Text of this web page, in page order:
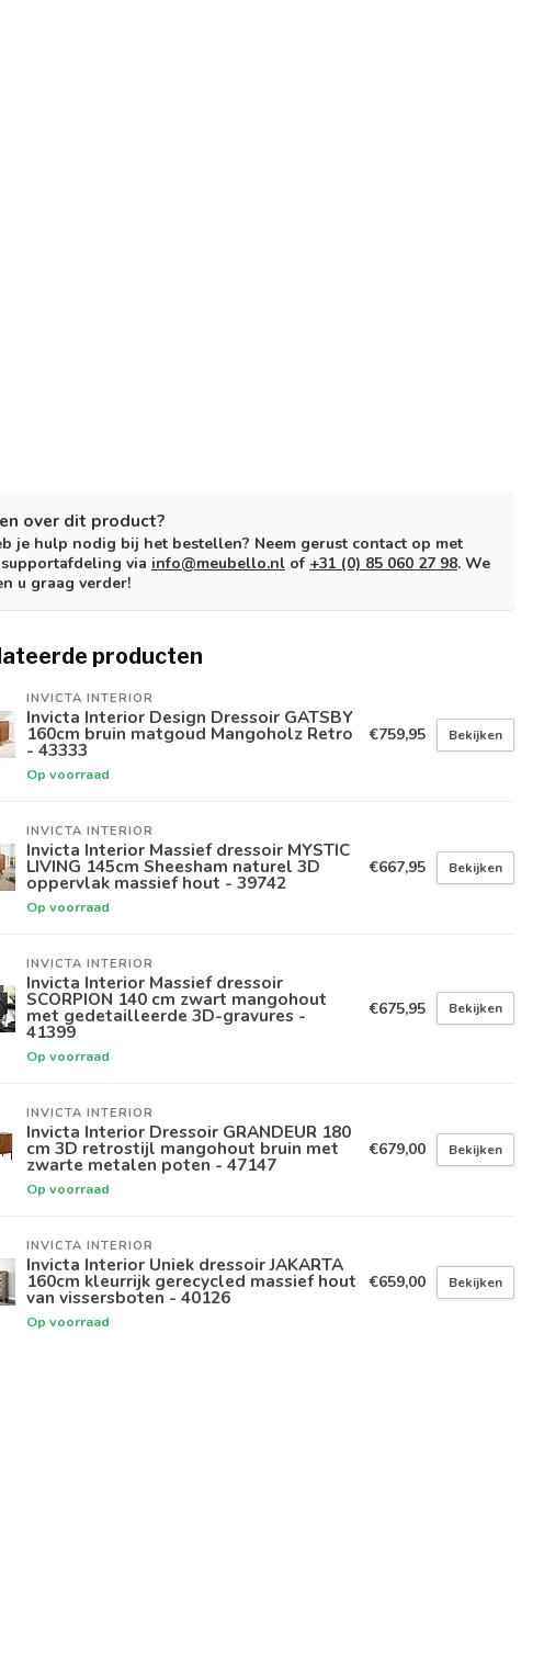
over dit product?
je hulp nodig bij het bestellen? Neem gerust contact op met
via info@meubello.nl of +31 (0) 85 060 27 98. We
u graag verder!
producten
INVICTA INTERIOR
Invicta Interior Design Dressoir GATSBY
160cm bruin matgoud Mangoholz Retro
- 43333
Op voorraad
€759,95 Bekijken
INVICTA INTERIOR
Invicta Interior Massief dressoir MYSTIC
LIVING 145cm Sheesham naturel 3D
oppervlak massief hout - 39742
Op voorraad
€667,95 Bekijken
INVICTA INTERIOR
Invicta Interior Massief dressoir
SCORPION 140 cm zwart mangohout
met gedetailleerde 3D-gravures -
41399
Op voorraad
€675,95 Bekijken
INVICTA INTERIOR
Invicta Interior Dressoir GRANDEUR 180
cm 3D retrostijl mangohout bruin met
zwarte metalen poten - 47147
Op voorraad
€679,00 Bekijken
INVICTA INTERIOR
Invicta Interior Uniek dressoir JAKARTA
160cm kleurrijk gerecycled massief hout
van vissersboten - 40126
Op voorraad
€659,00 Bekijken